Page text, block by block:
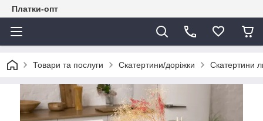
Платки-опт
Товари та послуги Скатертини/доріжки Скатертини